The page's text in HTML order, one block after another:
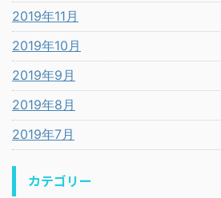
2019年11月
2019年10月
2019年9月
2019年8月
2019年7月
カテゴリー